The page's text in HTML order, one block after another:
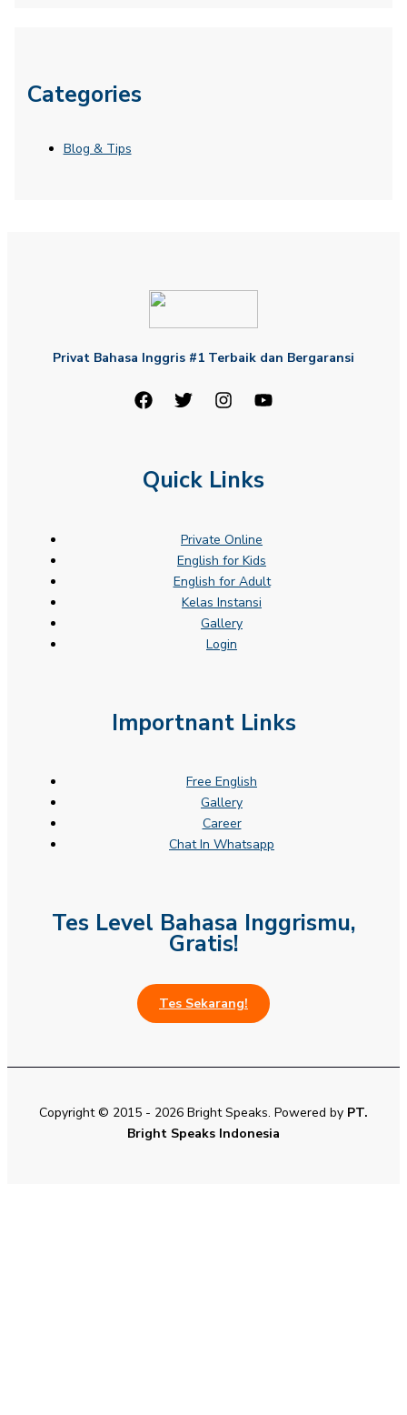
Categories
Blog & Tips
Privat Bahasa Inggris #1 Terbaik dan Bergaransi
Quick Links
Private Online
English for Kids
English for Adult
Kelas Instansi
Gallery
Login
Importnant Links
Free English
Gallery
Career
Chat In Whatsapp
Tes Level Bahasa Inggrismu,
Gratis!
Tes Sekarang!
Copyright © 2015 - 2026 Bright Speaks. Powered by PT.
Bright Speaks Indonesia